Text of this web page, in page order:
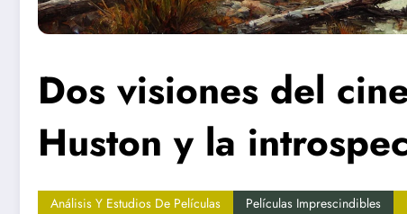
Dos visiones del
Huston y la
Análisis Y Estudios De Películas Películas Imprescindibles